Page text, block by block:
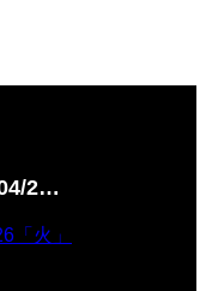
2…
火」